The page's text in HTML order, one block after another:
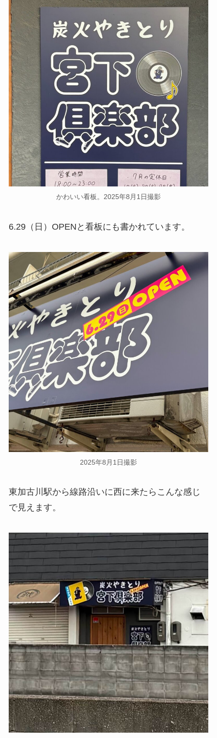
かわいい看板。2025年8月1日撮影
6.29（日）OPENと看板にも書かれています。
2025年8月1日撮影
東加古川駅から線路沿いに西に来たらこんな感じ
で見えます。